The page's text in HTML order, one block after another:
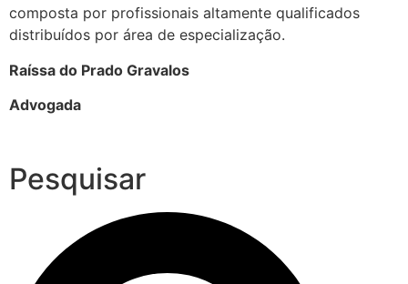
composta por profissionais altamente qualificados
distribuídos por área de especialização.
Raíssa do Prado Gravalos
Advogada
Pesquisar